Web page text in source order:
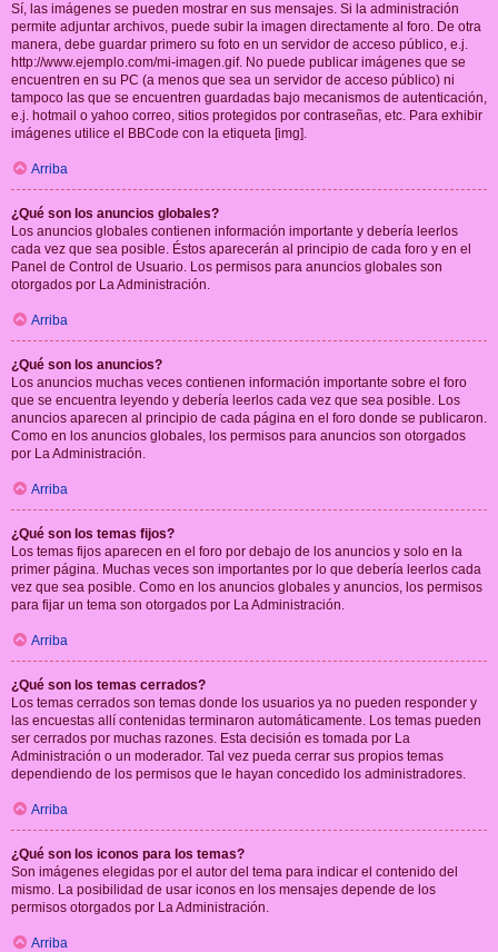
Sí, las imágenes se pueden mostrar en sus mensajes. Si la administración
permite adjuntar archivos, puede subir la imagen directamente al foro. De otra
manera, debe guardar primero su foto en un servidor de acceso público, e.j.
http://www.ejemplo.com/mi-imagen.gif. No puede publicar imágenes que se
encuentren en su PC (a menos que sea un servidor de acceso público) ni
tampoco las que se encuentren guardadas bajo mecanismos de autenticación,
e.j. hotmail o yahoo correo, sitios protegidos por contraseñas, etc. Para exhibir
imágenes utilice el BBCode con la etiqueta [img].
Arriba
¿Qué son los anuncios globales?
Los anuncios globales contienen información importante y debería leerlos
cada vez que sea posible. Éstos aparecerán al principio de cada foro y en el
Panel de Control de Usuario. Los permisos para anuncios globales son
otorgados por La Administración.
Arriba
¿Qué son los anuncios?
Los anuncios muchas veces contienen información importante sobre el foro
que se encuentra leyendo y debería leerlos cada vez que sea posible. Los
anuncios aparecen al principio de cada página en el foro donde se publicaron.
Como en los anuncios globales, los permisos para anuncios son otorgados
por La Administración.
Arriba
¿Qué son los temas fijos?
Los temas fijos aparecen en el foro por debajo de los anuncios y solo en la
primer página. Muchas veces son importantes por lo que debería leerlos cada
vez que sea posible. Como en los anuncios globales y anuncios, los permisos
para fijar un tema son otorgados por La Administración.
Arriba
¿Qué son los temas cerrados?
Los temas cerrados son temas donde los usuarios ya no pueden responder y
las encuestas allí contenidas terminaron automáticamente. Los temas pueden
ser cerrados por muchas razones. Esta decisión es tomada por La
Administración o un moderador. Tal vez pueda cerrar sus propios temas
dependiendo de los permisos que le hayan concedido los administradores.
Arriba
¿Qué son los iconos para los temas?
Son imágenes elegidas por el autor del tema para indicar el contenido del
mismo. La posibilidad de usar iconos en los mensajes depende de los
permisos otorgados por La Administración.
Arriba